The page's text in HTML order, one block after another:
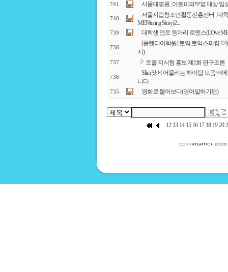
741 서울대병원_아토피피부염 대상 임
740
서울시립청소년활동진흥센터 : 대
MENtoring Story)2...
739 대학생 멘토 동아리 로멘스(LOve
738
[플랜티어학원] 토익,토익스피킹 12
지)
737 토플 지식형 홍보 제1화 판구조론
736
Slim핏에 어울리는 하이탑 모음 삐
니다.
735 영화로 물어보다(영어말하기편)
12 13 14 15 16 17 18 19 20